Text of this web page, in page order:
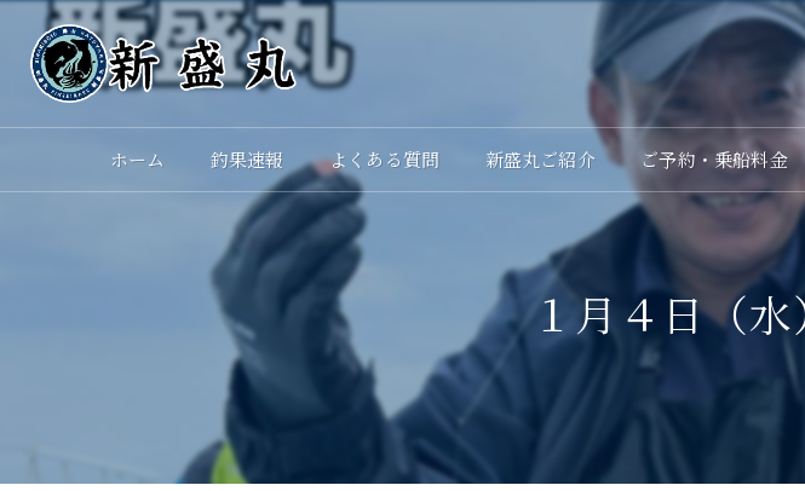
ホーム 釣果速報 よくある質問 新盛丸ご紹介 ご予約・乗船料金
１月４日（